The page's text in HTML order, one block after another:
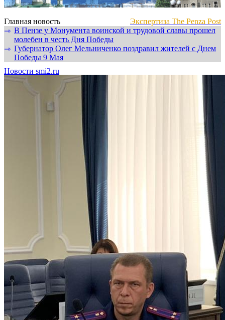
Главная новость
Экспертиза The Penza Post
⇾ В Пензе у Монумента воинской и трудовой славы прошел
молебен в честь Дня Победы
⇾ Губернатор Олег Мельниченко поздравил жителей с Днем
Победы 9 Мая
Новости smi2.ru